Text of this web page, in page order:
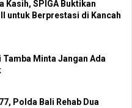
Kasih, SPIGA Buktikan
untuk Berprestasi di Kancah
Minta Jangan Ada
Polda Bali Rehab Dua